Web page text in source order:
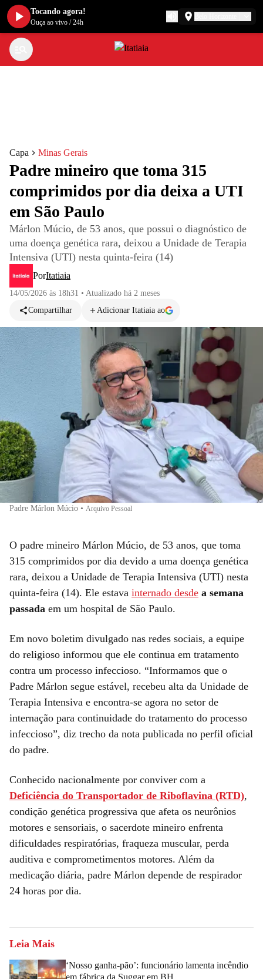
Capa Minas Gerais
Padre mineiro que toma 315
comprimidos por dia deixa a UTI
em São Paulo
Márlon Múcio, de 53 anos, que possui o diagnóstico de
uma doença genética rara, deixou a Unidade de Terapia
Intensiva (UTI) nesta quinta-feira (14)
PorItatiaia
14/05/2026 às 18h31 • Atualizado há 2 meses
Compartilhar
Adicionar Itatiaia ao
Padre Márlon Múcio • Arquivo Pessoal
O padre mineiro Márlon Múcio, de 53 anos, que toma
315 comprimidos por dia devido a uma doença genética
rara, deixou a Unidade de Terapia Intensiva (UTI) nesta
quinta-feira (14). Ele estava internado desde a semana
passada em um hospital de São Paulo.
Em novo boletim divulgado nas redes sociais, a equipe
do religioso informou que ele continua em tratamento
contra um processo infeccioso. “Informamos que o
Padre Márlon segue estável, recebeu alta da Unidade de
Terapia Intensiva e encontra-se agora no setor de
internação para continuidade do tratamento do processo
infeccioso”, diz trecho da nota publicada no perfil oficial
do padre.
Conhecido nacionalmente por conviver com a
Deficiência do Transportador de Riboflavina (RTD),
condição genética progressiva que afeta os neurônios
motores e sensoriais, o sacerdote mineiro enfrenta
dificuldades respiratórias, fraqueza muscular, perda
auditiva e comprometimentos motores. Além da
medicação diária, padre Márlon depende de respirador
24 horas por dia.
Leia Mais
‘Nosso ganha-pão’: funcionário lamenta incêndio
em fábrica da Suggar em BH
Tocando agora!
Ouça ao vivo /24h